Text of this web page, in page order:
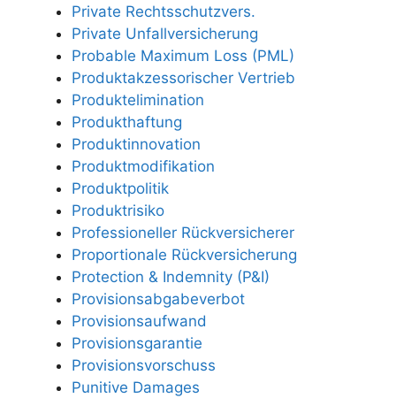
Private Rechtsschutzvers.
Private Unfallversicherung
Probable Maximum Loss (PML)
Produktakzessorischer Vertrieb
Produktelimination
Produkthaftung
Produktinnovation
Produktmodifikation
Produktpolitik
Produktrisiko
Professioneller Rückversicherer
Proportionale Rückversicherung
Protection & Indemnity (P&I)
Provisionsabgabeverbot
Provisionsaufwand
Provisionsgarantie
Provisionsvorschuss
Punitive Damages